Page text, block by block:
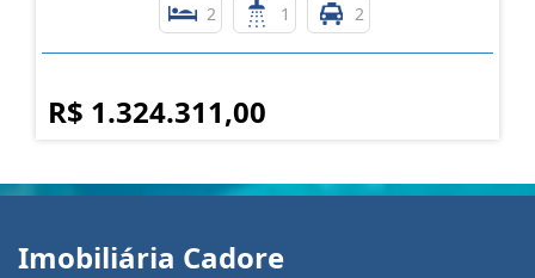
2 1 2
R$ 1.324.311,00
Imobiliária Cadore